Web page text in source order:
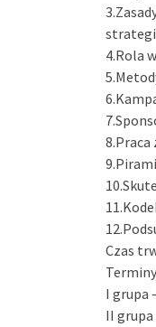
4.Rola
Czas
I grupa
II grupa